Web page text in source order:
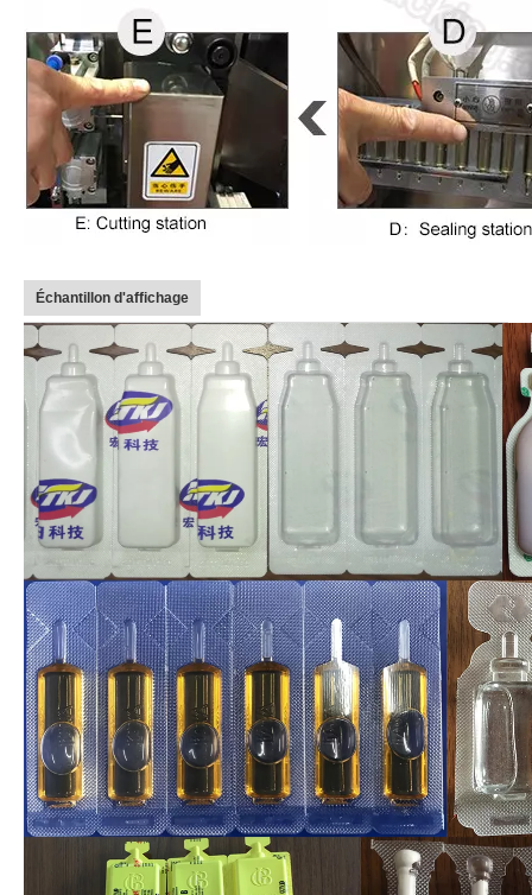
Échantillon d'affichage